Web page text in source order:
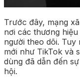
Trước đây, mạng
nơi các thương
người theo dõi. Tuy
mới như TikTok và
dùng đã dẫn đến
hội.